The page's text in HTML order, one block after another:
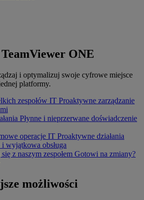
ONE
i optymalizuj swoje cyfrowe miejsce
platformy.
zespołów IT Proaktywne zarządzanie
Płynne i nieprzerwane doświadczenie
operacje IT Proaktywne działania
wyjątkowa obsługa
z naszym zespołem Gotowi na zmiany?
możliwości